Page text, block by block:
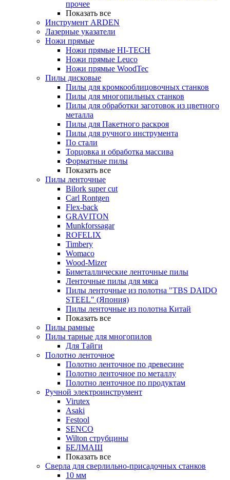
прочее
Показать все
Инструмент ARDEN
Лазерные указатели
Ножи прямые
Ножи прямые HI-TECH
Ножи прямые Leuco
Ножи прямые WoodTec
Пилы дисковые
Пилы для кромкооблицовочных станков
Пилы для многопильных станков
Пилы для обработки заготовок из цветного
металла
Пилы для Пакетного раскроя
Пилы для ручного инструмента
По стали
Торцовка и обработка массива
Форматные пилы
Показать все
Пилы ленточные
Bilork super cut
Carl Rontgen
Flex-back
GRAVITON
Munkforssagar
ROFELIX
Timbery
Womaco
Wood-Mizer
Биметаллические ленточные пилы
Ленточные пилы для мяса
Пилы ленточные из полотна "TBS DAIDO
STEEL" (Япония)
Пилы ленточные из полотна Китай
Показать все
Пилы рамные
Пилы тарные для многопилов
Для Тайги
Полотно ленточное
Полотно ленточное по древесине
Полотно ленточное по металлу
Полотно ленточное по продуктам
Ручной электроинструмент
Virutex
Asaki
Festool
SENCO
Wilton струбцины
БЕЛМАШ
Показать все
Сверла для сверлильно-присадочных станков
10 мм